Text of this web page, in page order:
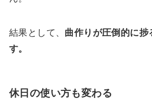
結果として、 曲作りが圧倒的に捗
す。
休日の使い方も変わる